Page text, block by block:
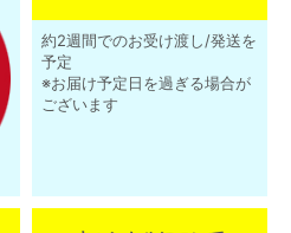
約2週間でのお受け渡し/発送を
予定
※お届け予定日を過ぎる場合が
ございます